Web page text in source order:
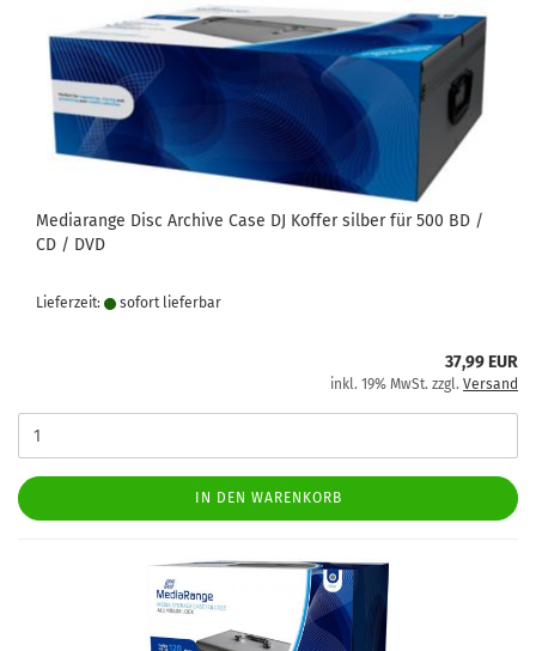
Mediarange Disc Archive Case DJ Koffer silber für 500 BD /
CD / DVD
Lieferzeit: sofort lie­fer­bar
37,99 EUR
inkl. 19% MwSt. zzgl. Versand
IN DEN WARENKORB